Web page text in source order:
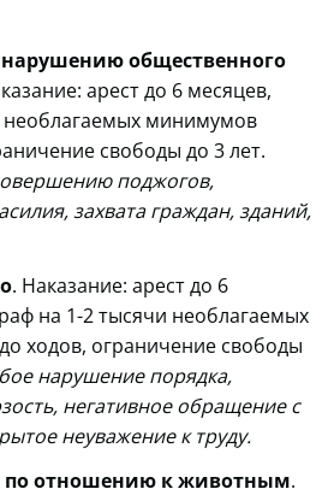
общественного
арест до 6 месяцев,
минимумов
свободы до 3 лет.
поджогов,
захвата граждан, зданий,
. Наказание: арест до 6
на 1-2 тысячи необлагаемых
ходов, ограничение свободы
нарушение порядка,
негативное обращение с
неуважение к труду.
по отношению к животным.